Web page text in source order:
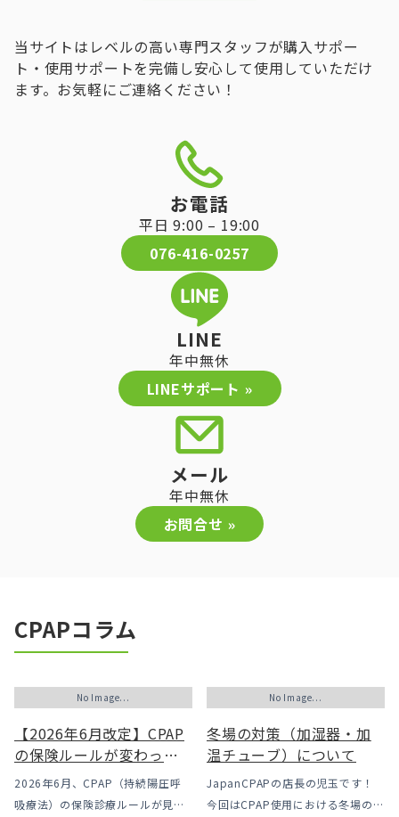
当サイトはレベルの高い専門スタッフが購入サポー
ト・使用サポートを完備し安心して使用していただけ
ます。お気軽にご連絡ください！
お電話
平日 9:00 – 19:00
076-416-0257
LINE
年中無休
LINEサポート »
メール
年中無休
お問合せ »
CPAPコラム
No Image...
【2026年6月改定】CPAP
の保険ルールが変わった
｜CPAPが使えなくなるか
も？変更のメリット・デ
2026年6月、CPAP（持続陽圧呼
吸療法）の保険診療ルールが見直
No Image...
冬場の対策（加湿器・加
温チューブ）について
JapanCPAPの店長の児玉です！
今回はCPAP使用における冬場のよ